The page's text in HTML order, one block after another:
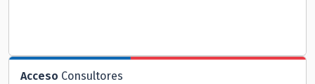
Acceso Consultores